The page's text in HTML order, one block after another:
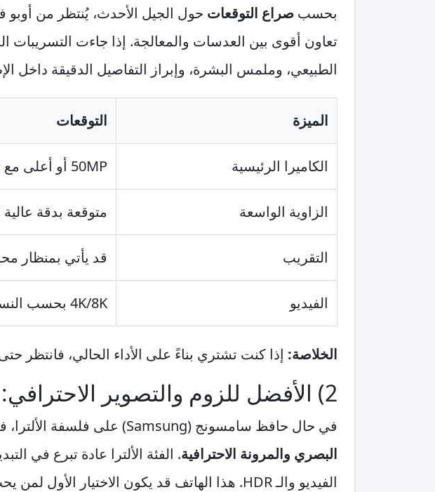
بحسب صراع التوقعات
تعاون أقوى بين العدسات والمعالجة. إذا جاءت التسريبات
الطبيعي، وملمس البشرة، وإبراز التفاصيل الدقيقة داخل
الميزة التوقعات
الكاميرا الرئيسية 50MP أو أعلى مع OIS
الزاوية الواسعة متوقعة بدقة
التقريب قد يأتي بمنظار
الفيديو 4K/8K بحسب النسخة النهائية
الخلاصة: إذا كنت تشتري بناءً على الأداء الحالي، فانتظر
2) الأفضل للزوم والتصوير الاحترافي: سامسونج (Samsung) جالكسي S26 ألترا
في حال حافظ سامسونج (Samsung) على فلسفة الألترا، فإن جالكسي S26 ألترا قد يكون من أقوى أجهزة 2026 في
البصري والمرونة الاحترافية. الفئة الألترا عادة تبرع في
الفيديو والـ HDR. هذا الهاتف قد يكون الاختيار الأول لمن يحب التصوير الجاد ويحتاج عدسات متعددة الاستخدام.